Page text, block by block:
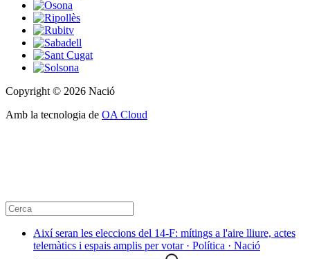
Copyright © 2026 Nació
Amb la tecnologia de OA Cloud
Així seran les eleccions del 14-F: mítings a l'aire lliure, actes
telemàtics i espais amplis per votar · Política · Nació